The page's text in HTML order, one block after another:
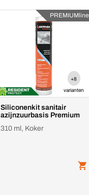
PREMIUMline
+8
varianten
Siliconenkit sanitair
azijnzuurbasis Premium
310 ml, Koker